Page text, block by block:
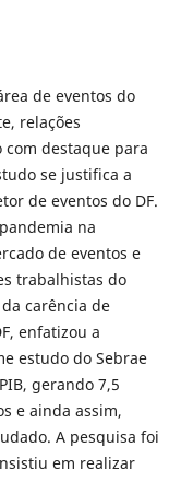
de eventos do
relações
destaque para
se justifica a
de eventos do DF.
na
de eventos e
trabalhistas do
carência de
enfatizou a
estudo do Sebrae
gerando 7,5
e ainda assim,
A pesquisa foi
em realizar